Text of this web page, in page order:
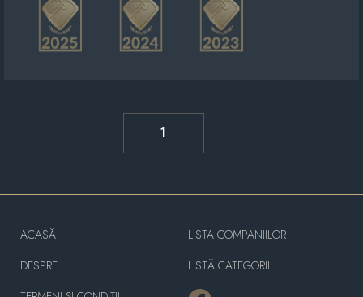
1
ACASĂ
DESPRE
LISTA COMPANIILOR
LISTĂ CATEGORII